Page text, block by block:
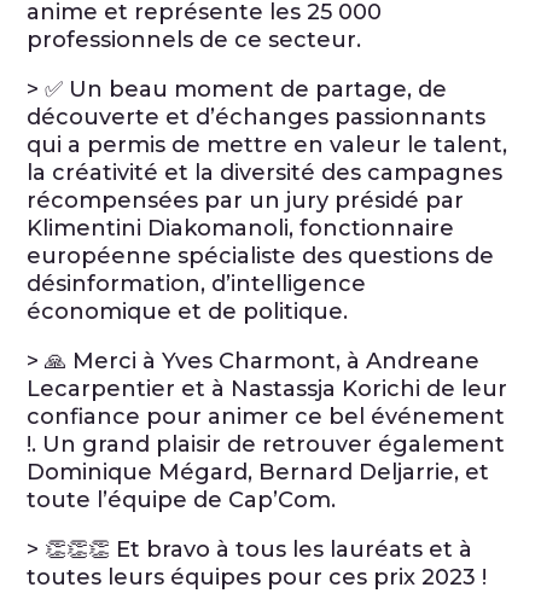
anime et représente les 25 000
professionnels de ce secteur.
> ✅ Un beau moment de partage, de
découverte et d’échanges passionnants
qui a permis de mettre en valeur le talent,
la créativité et la diversité des campagnes
récompensées par un jury présidé par
Klimentini Diakomanoli, fonctionnaire
européenne spécialiste des questions de
désinformation, d’intelligence
économique et de politique.
> 🙏 Merci à Yves Charmont, à Andreane
Lecarpentier et à Nastassja Korichi de leur
confiance pour animer ce bel événement
!. Un grand plaisir de retrouver également
Dominique Mégard, Bernard Deljarrie, et
toute l’équipe de Cap’Com.
> 👏👏👏 Et bravo à tous les lauréats et à
toutes leurs équipes pour ces prix 2023 !